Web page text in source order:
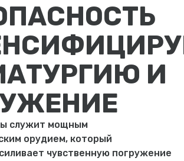
И
служит мощным
орудием, который
чувственную погружение